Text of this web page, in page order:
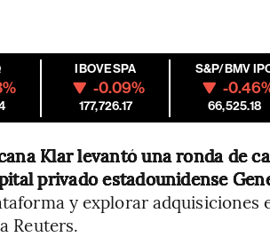
IBOVESPA
-0.09%
177,726.17
S&P/BMV
-
66,525.18
Klar levantó una ronda de
privado estadounidense
y explorar adquisiciones
Reuters.